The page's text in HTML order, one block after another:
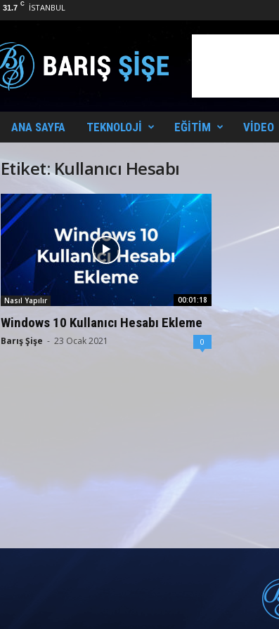
31.7 C İSTANBUL
ANA SAYFA TEKNOLOJI EĞITIM VIDEO
Etiket: Kullanıcı Hesabı
00:01:18
Nasıl Yapılır
Windows 10 Kullanıcı Hesabı Ekleme
Barış Şişe - 23 Ocak 2021 0